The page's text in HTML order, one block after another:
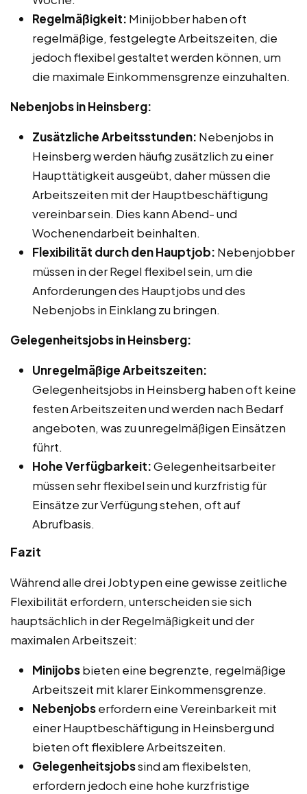
Regelmäßigkeit: Minijobber haben oft
regelmäßige, festgelegte Arbeitszeiten, die
jedoch flexibel gestaltet werden können, um
die maximale Einkommensgrenze einzuhalten.
Nebenjobs in Heinsberg:
Zusätzliche Arbeitsstunden: Nebenjobs in
Heinsberg werden häufig zusätzlich zu einer
Haupttätigkeit ausgeübt, daher müssen die
Arbeitszeiten mit der Hauptbeschäftigung
vereinbar sein. Dies kann Abend- und
Wochenendarbeit beinhalten.
Flexibilität durch den Hauptjob: Nebenjobber
müssen in der Regel flexibel sein, um die
Anforderungen des Hauptjobs und des
Nebenjobs in Einklang zu bringen.
Gelegenheitsjobs in Heinsberg:
Unregelmäßige Arbeitszeiten:
Gelegenheitsjobs in Heinsberg haben oft keine
festen Arbeitszeiten und werden nach Bedarf
angeboten, was zu unregelmäßigen Einsätzen
führt.
Hohe Verfügbarkeit:Gelegenheitsarbeiter
müssen sehr flexibel sein und kurzfristig für
Einsätze zur Verfügung stehen, oft auf
Abrufbasis.
Fazit
Während alle drei Jobtypen eine gewisse zeitliche
Flexibilität erfordern, unterscheiden sie sich
hauptsächlich in der Regelmäßigkeit und der
maximalen Arbeitszeit:
Minijobsbieten eine begrenzte, regelmäßige
Arbeitszeit mit klarer Einkommensgrenze.
Nebenjobserfordern eine Vereinbarkeit mit
einer Hauptbeschäftigung in Heinsberg und
bieten oft flexiblere Arbeitszeiten.
Gelegenheitsjobssind am flexibelsten,
erfordern jedoch eine hohe kurzfristige